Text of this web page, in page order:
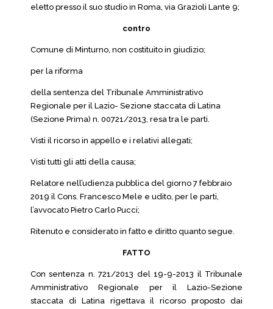
eletto presso il suo studio in Roma, via Grazioli Lante 9;
contro
Comune di Minturno, non costituito in giudizio;
per la riforma
della sentenza del Tribunale Amministrativo
Regionale per il Lazio- Sezione staccata di Latina
(Sezione Prima) n. 00721/2013, resa tra le parti.
Visti il ricorso in appello e i relativi allegati;
Visti tutti gli atti della causa;
Relatore nell’udienza pubblica del giorno 7 febbraio
2019 il Cons. Francesco Mele e udito, per le parti,
l’avvocato Pietro Carlo Pucci;
Ritenuto e considerato in fatto e diritto quanto segue.
FATTO
Con sentenza n. 721/2013 del 19-9-2013 il Tribunale
Amministrativo Regionale per il Lazio-Sezione
staccata di Latina rigettava il ricorso proposto dai